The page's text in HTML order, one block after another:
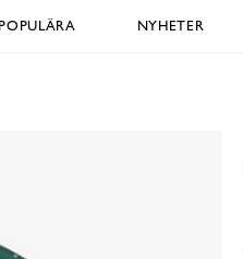
POPULÄRA NYHETER